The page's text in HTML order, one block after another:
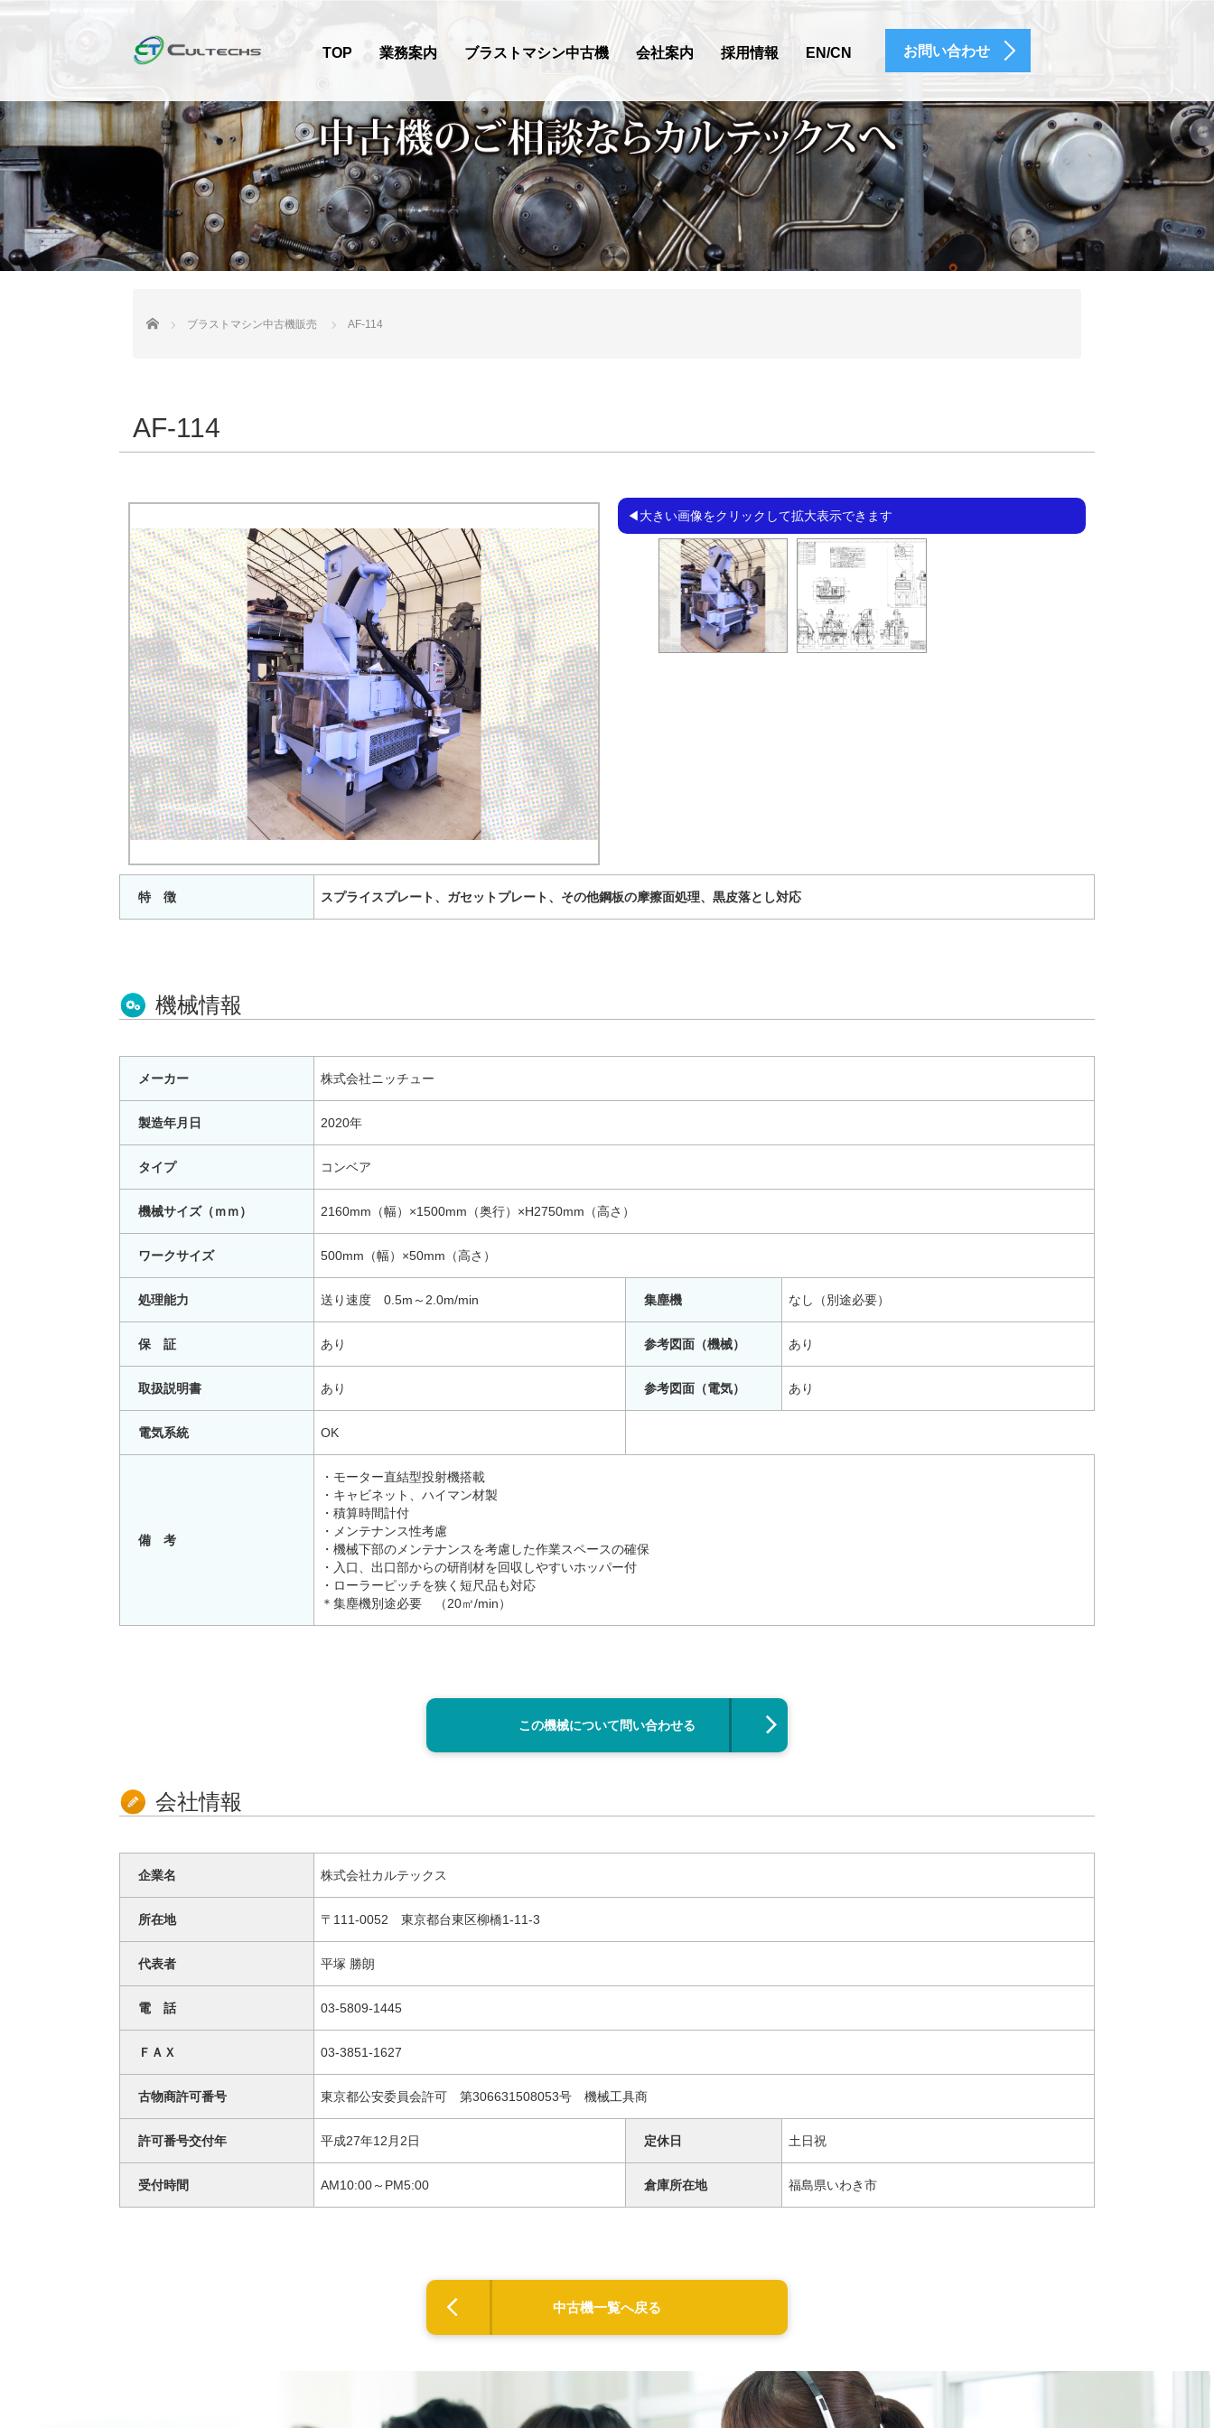
TOP 業務案内 ブラストマシン中古機 会社案内 採用情報 EN/CN お問い合わせ
HOME ブラストマシン中古機販売 AF-114
AF-114
◀大きい画像をクリックして拡大表示できます
特 徴 スプライスプレート、ガセットプレート、その他鋼板の摩擦面処理、黒皮落とし対応
機械情報
メーカー 株式会社ニッチュー
製造年月日 2020年
タイプ コンベア
機械サイズ（ｍｍ） 2160mm（幅）×1500mm（奥行）×H2750mm（高さ）
ワークサイズ 500mm（幅）×50mm（高さ）
処理能力 送り速度 0.5m～2.0m/min 集塵機 なし（別途必要）
保 証 あり 参考図面（機械） あり
取扱説明書 あり 参考図面（電気） あり
電気系統 OK
備 考
・モーター直結型投射機搭載
・キャビネット、ハイマン材製
・積算時間計付
・メンテナンス性考慮
・機械下部のメンテナンスを考慮した作業スペースの確保
・入口、出口部からの研削材を回収しやすいホッパー付
・ローラーピッチを狭く短尺品も対応
＊集塵機別途必要 （20㎥/min）
この機械について問い合わせる
会社情報
企業名 株式会社カルテックス
所在地 〒111-0052 東京都台東区柳橋1-11-3
代表者 平塚 勝朗
電 話 03-5809-1445
ＦＡＸ 03-3851-1627
古物商許可番号 東京都公安委員会許可 第306631508053号 機械工具商
許可番号交付年 平成27年12月2日 定休日 土日祝
受付時間 AM10:00～PM5:00 倉庫所在地 福島県いわき市
中古機一覧へ戻る